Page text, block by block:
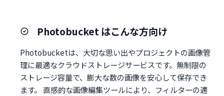
Photobucket はこんな方向け
Photobucketは、大切な思い出やプロジェクトの画像管
理に最適なクラウドストレージサービスです。無制限の
ストレージ容量で、膨大な数の画像を安心して保存でき
ます。 直感的な画像編集ツールにより、フィルターの適